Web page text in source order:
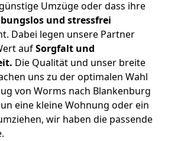
Umzüge oder dass ihre
und stressfrei
Dabei legen unsere Partner
aufSorgfalt und
Die Qualität und unser breite
uns zu der optimalen Wahl
von Worms nach Blankenburg
eine kleine Wohnung oder ein
wir haben die passende